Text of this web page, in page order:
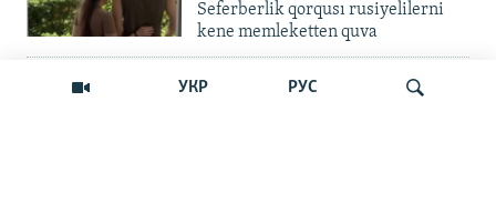
УКР РУС
Seferberlik qorqusı rusiyelilerni
kene memleketten quva
İNSAN AQLARI